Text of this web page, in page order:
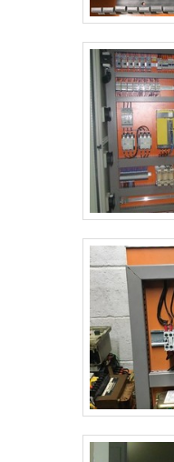
mercado de
oferece, como
e industrial. É conhecida por ser comprometida com
os serviços e
adquiridas porque
conta com
realizadas as
projetos. Tudo isso, somado a uma equipe com
colaboradores
fecha todo o ciclo
toda a carteira de
acessar o site e
serviços e os